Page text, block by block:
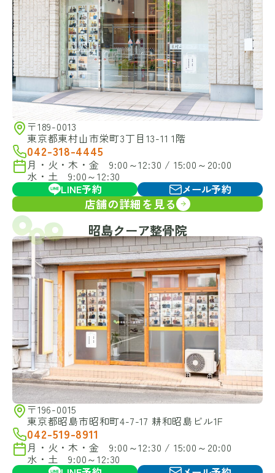
〒189-0013
東京都東村山市栄町3丁目13-11 1階
042-318-4445
月・火・木・金 9:00～12:30 / 15:00～20:00
水・土 9:00～12:30
LINE予約
メール予約
店舗の詳細を見る
昭島クーア整骨院
〒196-0015
東京都昭島市昭和町4-7-17 耕和昭島ビル1F
042-519-8911
月・火・木・金 9:00～12:30 / 15:00～20:00
水・土 9:00～12:30